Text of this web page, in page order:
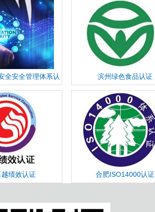
全安全管理体系认
证
滨州绿色食品认证
绩效认证 合肥ISO14000认证